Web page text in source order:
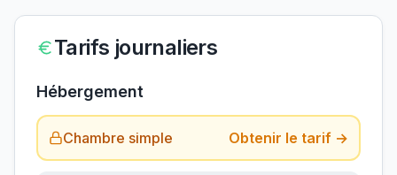
Tarifs journaliers
Hébergement
Chambre simple Obtenir le tarif →